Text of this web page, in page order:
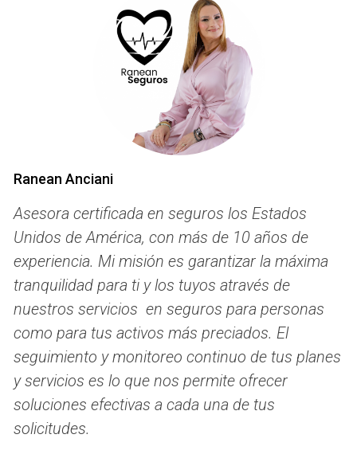
Opciones de Seguro Dental y de Visión
Cuando se trata de seguros dentales y de visión, hay varias
opciones que puedes considerar. Cada una tiene sus
propias ventajas y desventajas, así que es importante
evaluar cuál se adapta mejor a tu situación.
específicamente para cubrir servicios dentales o visuales
sin necesidad de un plan médico. Estos seguros pueden
ser comprados directamente por el consumidor y suelen
ofrecer una variedad de beneficios. Algunas características
clave incluyen:
Cobertura para chequeos regulares, limpiezas y
tratamientos.
Beneficios para gafas o lentes de contacto.
Opciones de planes familiares o individuales.
Ranean Anciani
Asesora certificada en seguros los Estados
Unidos de América, con más de 10 años de
experiencia. Mi misión es garantizar la máxima
tranquilidad para ti y los tuyos através de
nuestros servicios en seguros para personas
como para tus activos más preciados. El
seguimiento y monitoreo continuo de tus planes
y servicios es lo que nos permite ofrecer
soluciones efectivas a cada una de tus
solicitudes.